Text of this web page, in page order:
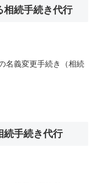
相続手続き代行
名義変更手続き（相続
続手続き代行